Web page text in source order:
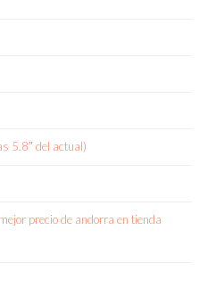
5.8″ del actual)
precio de andorra en tienda